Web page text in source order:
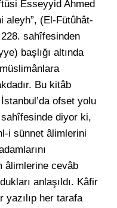
Esseyyid Ahmed
aleyh”, (El-Fütûhât-
228. sahîfesinden
başlığı altında
Bu kitâb
İstanbul’da ofset yolu
sahîfesinde diyor ki,
i sünnet âlimlerini
âlimlerine cevâb
anlaşıldı. Kâfir
yazılıp her tarafa